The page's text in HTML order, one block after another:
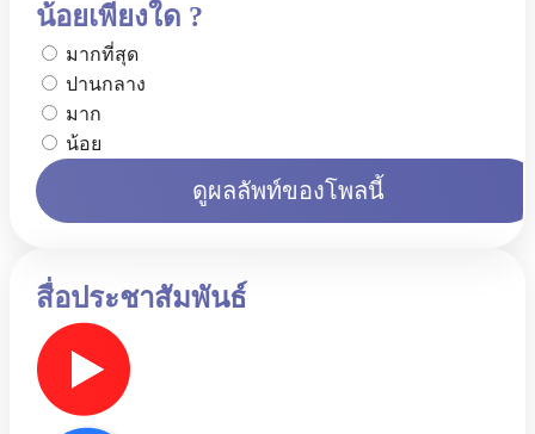
น้อยเพียงใด ?
มากที่สุด
ปานกลาง
มาก
น้อย
ดูผลลัพท์ของโพลนี้
สื่อประชาสัมพันธ์